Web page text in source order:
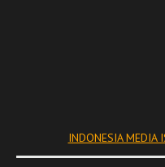
INDONESIA MEDIA